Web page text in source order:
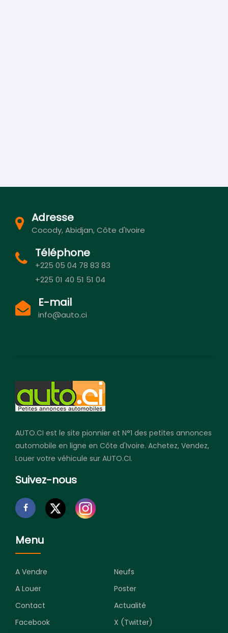
Adresse
Cocody, Abidjan, Côte d'Ivoire
Téléphone
+225 05 04 78 83 83
+225 01 40 51 51 04
E-mail
info@auto.ci
AUTO.CI est le site pionnier et N°1 des petites annonces
automobile en ligne en Côte d'Ivoire. Achetez, Vendez,
Louer votre véhicule sur AUTO.CI.
Suivez-nous
Menu
A Vendre
Neufs
A Louer
Poster
Contact
Actualité
Facebook
X (Twitter)